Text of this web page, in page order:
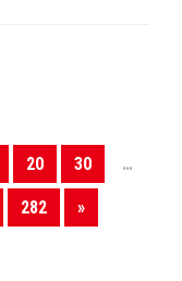
20 30 …
282 »